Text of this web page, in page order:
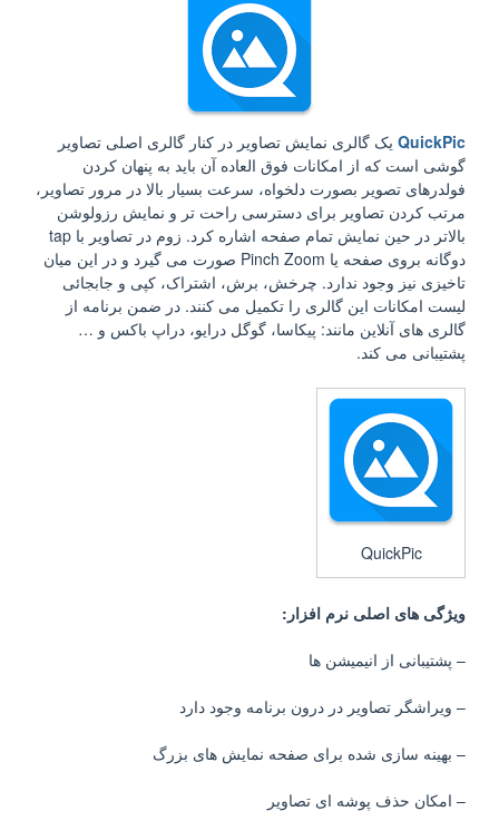
QuickPic یک گالری نمایش تصاویر در کنار گالری اصلی تصاویر
گوشی است که از امکانات فوق العاده آن باید به پنهان کردن
فولدرهای تصویر بصورت دلخواه، سرعت بسیار بالا در مرور تصاویر،
مرتب کردن تصاویر برای دسترسی راحت تر و نمایش رزولوشن
بالاتر در حین نمایش تمام صفحه اشاره کرد. زوم در تصاویر با tap
دوگانه بروی صفحه یا Pinch Zoom صورت می گیرد و در این میان
تاخیزی نیز وجود ندارد. چرخش، برش، اشتراک، کپی و جابجائی
لیست امکانات این گالری را تکمیل می کنند. در ضمن برنامه از
گالری های آنلاین مانند: پیکاسا، گوگل درایو، دراپ باکس و …
پشتیبانی می کند.
QuickPic
ویژگی های اصلی نرم افزار:
– پشتیبانی از انیمیشن ها
– ویراشگر تصاویر در درون برنامه وجود دارد
– بهینه سازی شده برای صفحه نمایش های بزرگ
– امکان حذف پوشه ای تصاویر